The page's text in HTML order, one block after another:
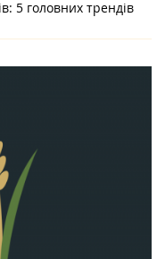
5 головних трендів